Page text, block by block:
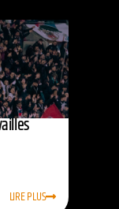
LIRE PLUS